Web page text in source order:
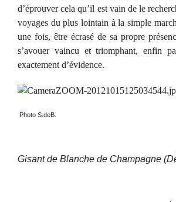
d’éprouver cela qu’il est vain de le
voyages du plus lointain à la simple
une fois, être écrasé de sa propre
s’avouer vaincu et triomphant, enfin
exactement d’évidence.
Photo S.deB.
Gisant de Blanche de Champagne